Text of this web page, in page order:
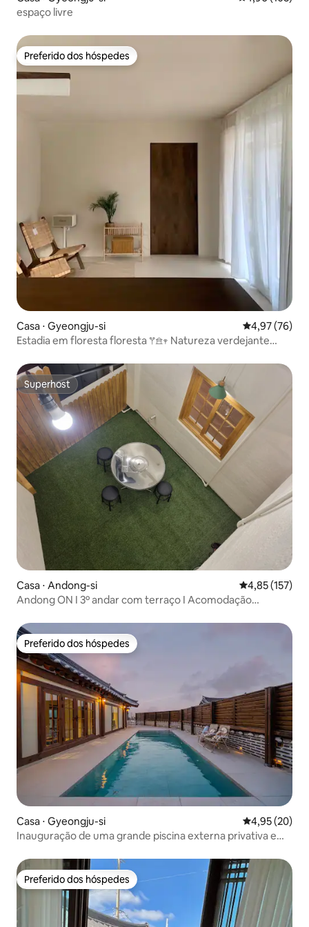
espaço livre
Preferido dos hóspedes
Preferido dos hóspedes
Casa ⋅ Gyeongju-si 4,97 de uma
4,97 (76)
Estadia em floresta floresta 𖦥𖠿𖥧 Natureza verdejante
privada (jacuzzi e cabana sensacional)
Superhost
Superhost
Casa ⋅ Andong-si 4,85 de uma
4,85 (157)
Andong ON Ι 3º andar com terraço Ι Acomodação
Preferido dos hóspedes
Preferido dos hóspedes
Casa ⋅ Gyeongju-si 4,95 de uma
4,95 (20)
Inauguração de uma grande piscina externa privativa em
privativa
Preferido dos hóspedes
Preferido dos hóspedes